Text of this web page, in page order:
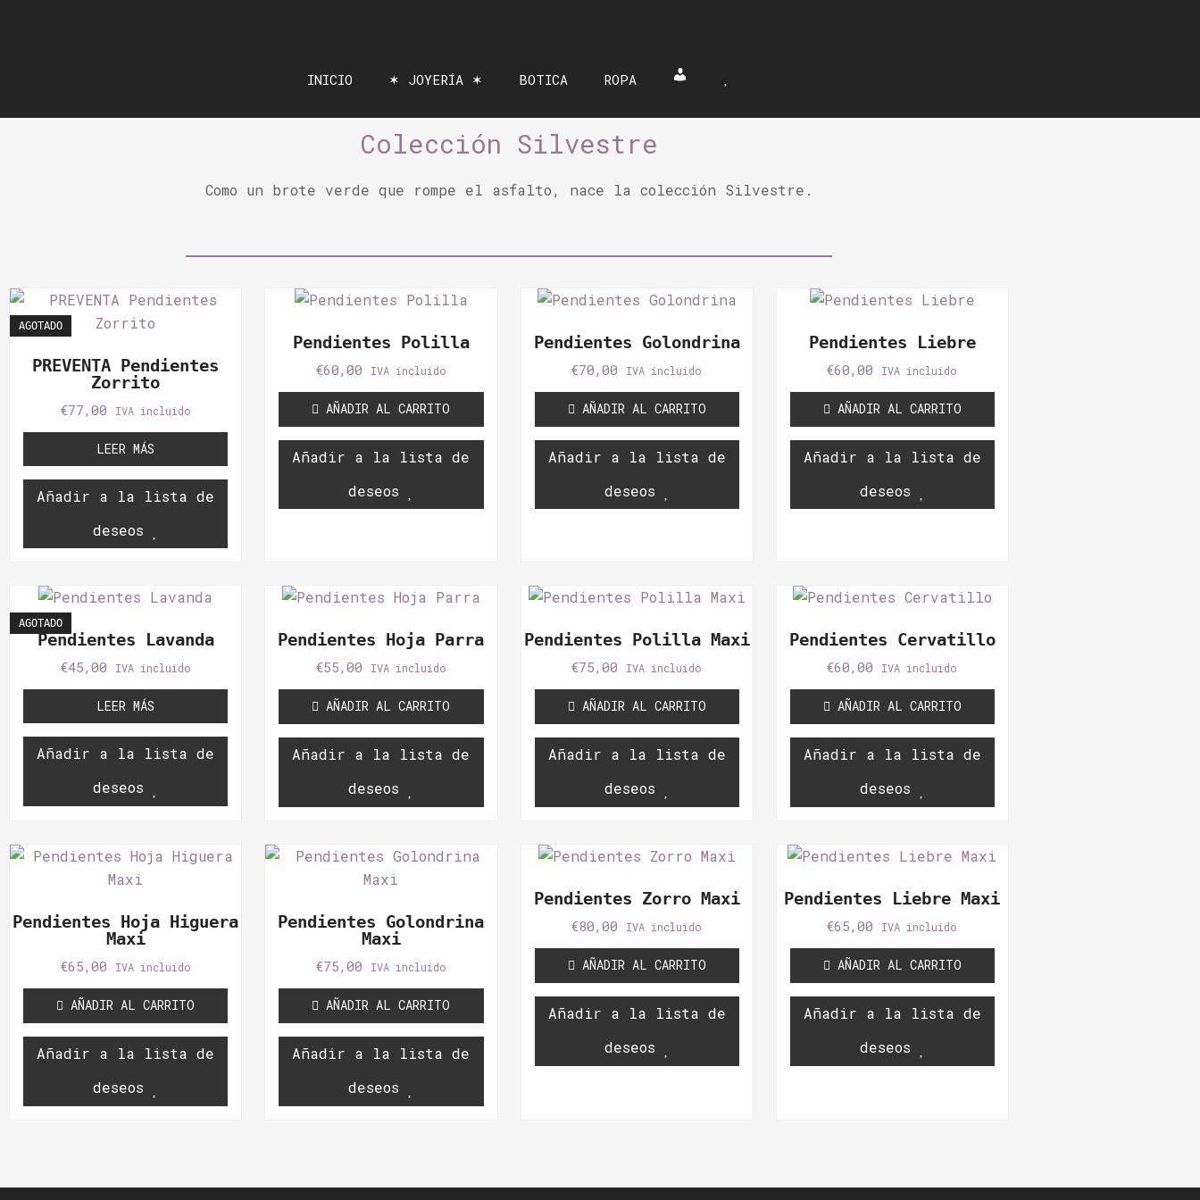
INICIO ✶ JOYERÍA ✶ BOTICA ROPA Mi cuentaLista de deseos
Colección Silvestre
Como un brote verde que rompe el asfalto, nace la colección Silvestre.
PREVENTA Pendientes
Zorrito
AGOTADO
€77,00 IVA incluido
LEER MÁS
Añadir a la lista de
deseos
Pendientes Polilla
€60,00 IVA incluido
AÑADIR AL CARRITO
Añadir a la lista de
deseos
Pendientes Golondrina
€70,00 IVA incluido
AÑADIR AL CARRITO
Añadir a la lista de
deseos
Pendientes Liebre
€60,00 IVA incluido
AÑADIR AL CARRITO
Añadir a la lista de
deseos
Pendientes Lavanda
AGOTADO
€45,00 IVA incluido
LEER MÁS
Añadir a la lista de
deseos
Pendientes Hoja Parra
€55,00 IVA incluido
AÑADIR AL CARRITO
Añadir a la lista de
deseos
Pendientes Polilla Maxi
€75,00 IVA incluido
AÑADIR AL CARRITO
Añadir a la lista de
deseos
Pendientes Cervatillo
€60,00 IVA incluido
AÑADIR AL CARRITO
Añadir a la lista de
deseos
Pendientes Hoja Higuera
Maxi
€65,00 IVA incluido
AÑADIR AL CARRITO
Añadir a la lista de
deseos
Pendientes Golondrina
Maxi
€75,00 IVA incluido
AÑADIR AL CARRITO
Añadir a la lista de
deseos
Pendientes Zorro Maxi
€80,00 IVA incluido
AÑADIR AL CARRITO
Añadir a la lista de
deseos
Pendientes Liebre Maxi
€65,00 IVA incluido
AÑADIR AL CARRITO
Añadir a la lista de
deseos